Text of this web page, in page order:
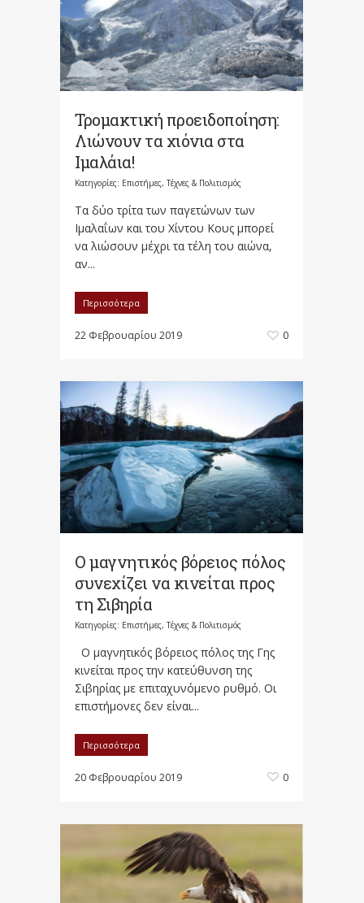
Τρομακτική προειδοποίηση:
Λιώνουν τα χιόνια στα
Ιμαλάια!
Κατηγορίες: Επιστήμες, Τέχνες & Πολιτισμός
Τα δύο τρίτα των παγετώνων των
Ιμαλαΐων και του Χίντου Κους μπορεί
να λιώσουν μέχρι τα τέλη του αιώνα,
αν...
Περισσότερα
22 Φεβρουαρίου 2019 0
Ο μαγνητικός βόρειος πόλος
συνεχίζει να κινείται προς
τη Σιβηρία
Κατηγορίες: Επιστήμες, Τέχνες & Πολιτισμός
Ο μαγνητικός βόρειος πόλος της Γης
κινείται προς την κατεύθυνση της
Σιβηρίας με επιταχυνόμενο ρυθμό. Οι
επιστήμονες δεν είναι...
Περισσότερα
20 Φεβρουαρίου 2019 0